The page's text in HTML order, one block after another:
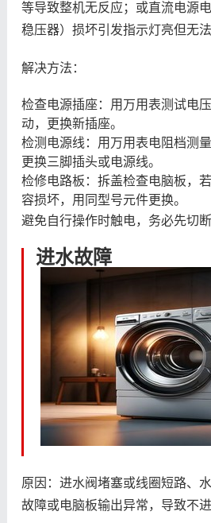
等导致整机无反应；或直流电源
稳压器）损坏引发指示灯亮但无
解决方法：
检查电源插座：用万用表测试电
动，更换新插座。
检测电源线：用万用表电阻档测
更换三脚插头或电源线。
检修电路板：拆盖检查电脑板，
容损坏，用同型号元件更换。
避免自行操作时触电，务必先切
进水故障
原因：进水阀堵塞或线圈短路、
故障或电脑板输出异常，导致不